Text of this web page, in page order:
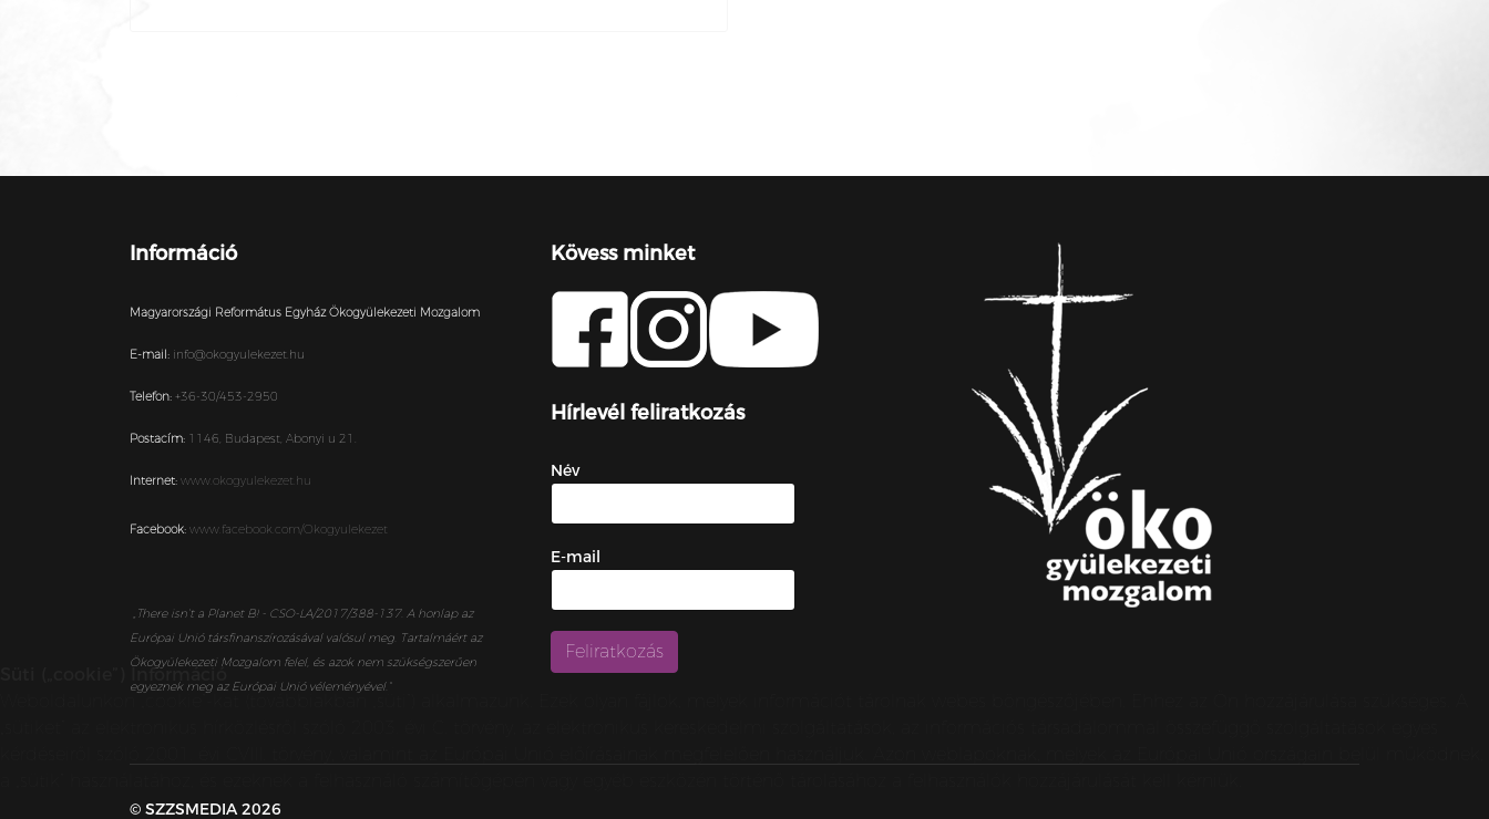
Információ
Magyarországi Református Egyház Ökogyülekezeti Mozgalom
E-mail: info@okogyulekezet.hu
Telefon: +36-30/453-2950
Postacím: 1146, Budapest, Abonyi u 21.
Internet: www.okogyulekezet.hu
Facebook: www.facebook.com/Okogyulekezet
„ There isn’t a Planet B! - CSO-LA/2017/388-137. A honlap az
Európai Unió társfinanszírozásával valósul meg. Tartalmáért az
Ökogyülekezeti Mozgalom felel, és azok nem szükségszerűen
egyeznek meg az Európai Unió véleményével.”
Kövess minket
Hírlevél feliratkozás
Név
E-mail
© SZZSMEDIA 2026
Süti („cookie”) Információ